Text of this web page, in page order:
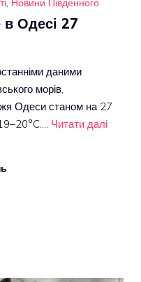
, Новини Південного
в Одесі 27
даними
морів,
Одеси станом на 27
Читати далі